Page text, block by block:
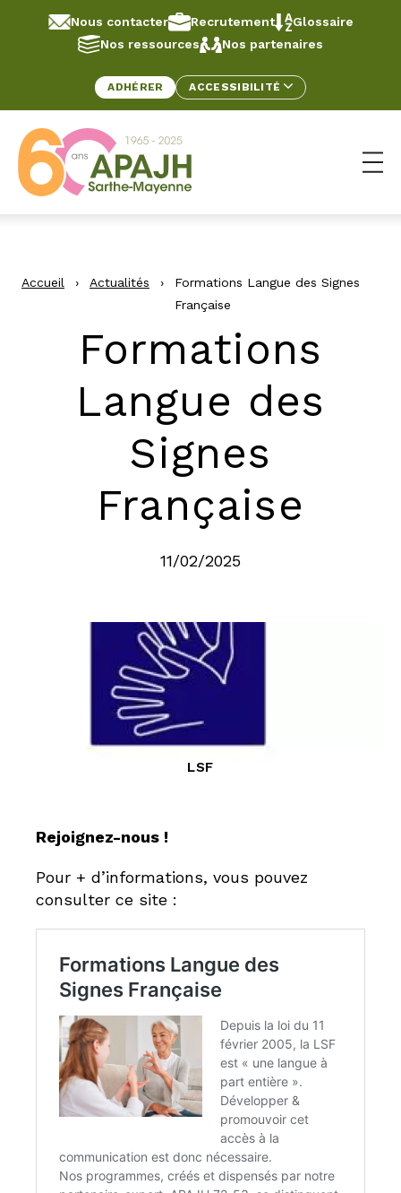
Aller au contenu
Nous contacter Recrutement
Glossaire
Nos ressources
Nos partenaires
ADHÉRER ACCESSIBILITÉ
Accueil › Actualités ›
Formations Langue des Signes
Française
Formations
Langue des
Signes
Française
11/02/2025
LSF
Rejoignez-nous !
Pour + d’informations, vous pouvez
consulter ce site :
Panneau de gestion des cookies